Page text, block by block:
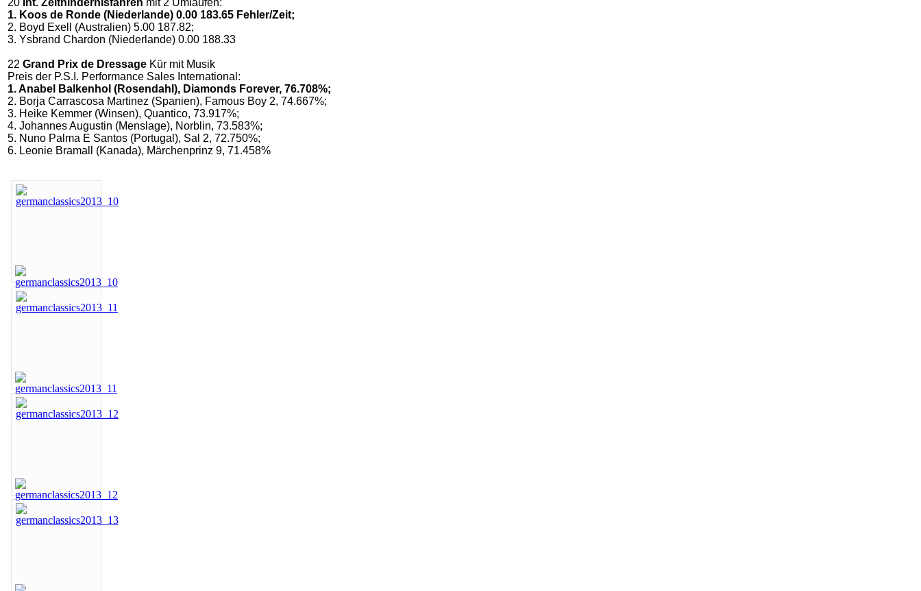
20 Int. Zeithindernisfahren mit 2 Umläufen:
1. Koos de Ronde (Niederlande) 0.00 183.65 Fehler/Zeit;
2. Boyd Exell (Australien) 5.00 187.82;
3. Ysbrand Chardon (Niederlande) 0.00 188.33
22 Grand Prix de Dressage Kür mit Musik
Preis der P.S.I. Performance Sales International:
1. Anabel Balkenhol (Rosendahl), Diamonds Forever, 76.708%;
2. Borja Carrascosa Martinez (Spanien), Famous Boy 2, 74.667%;
3. Heike Kemmer (Winsen), Quantico, 73.917%;
4. Johannes Augustin (Menslage), Norblin, 73.583%;
5. Nuno Palma E Santos (Portugal), Sal 2, 72.750%;
6. Leonie Bramall (Kanada), Märchenprinz 9, 71.458%